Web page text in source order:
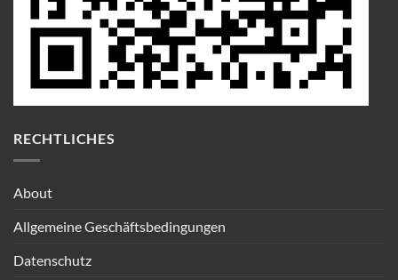
RECHTLICHES
About
Allgemeine Geschäftsbedingungen
Datenschutz